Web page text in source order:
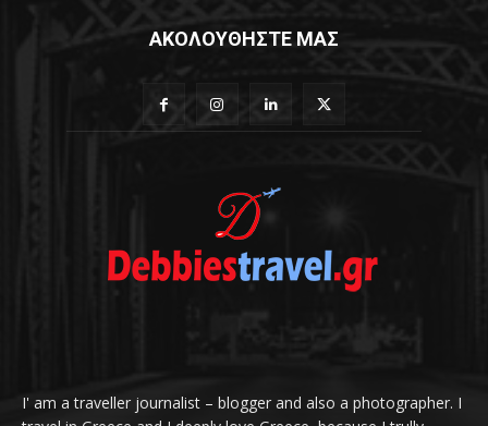
ΑΚΟΛΟΥΘΗΣΤΕ ΜΑΣ
I' am a traveller journalist – blogger and also a photographer. I